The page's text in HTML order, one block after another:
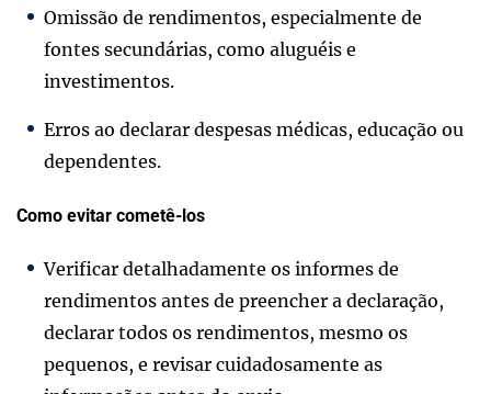
Omissão de rendimentos, especialmente de
fontes secundárias, como aluguéis e
investimentos.
Erros ao declarar despesas médicas, educação ou
dependentes.
Como evitar cometê-los
Verificar detalhadamente os informes de
rendimentos antes de preencher a declaração,
declarar todos os rendimentos, mesmo os
pequenos, e revisar cuidadosamente as